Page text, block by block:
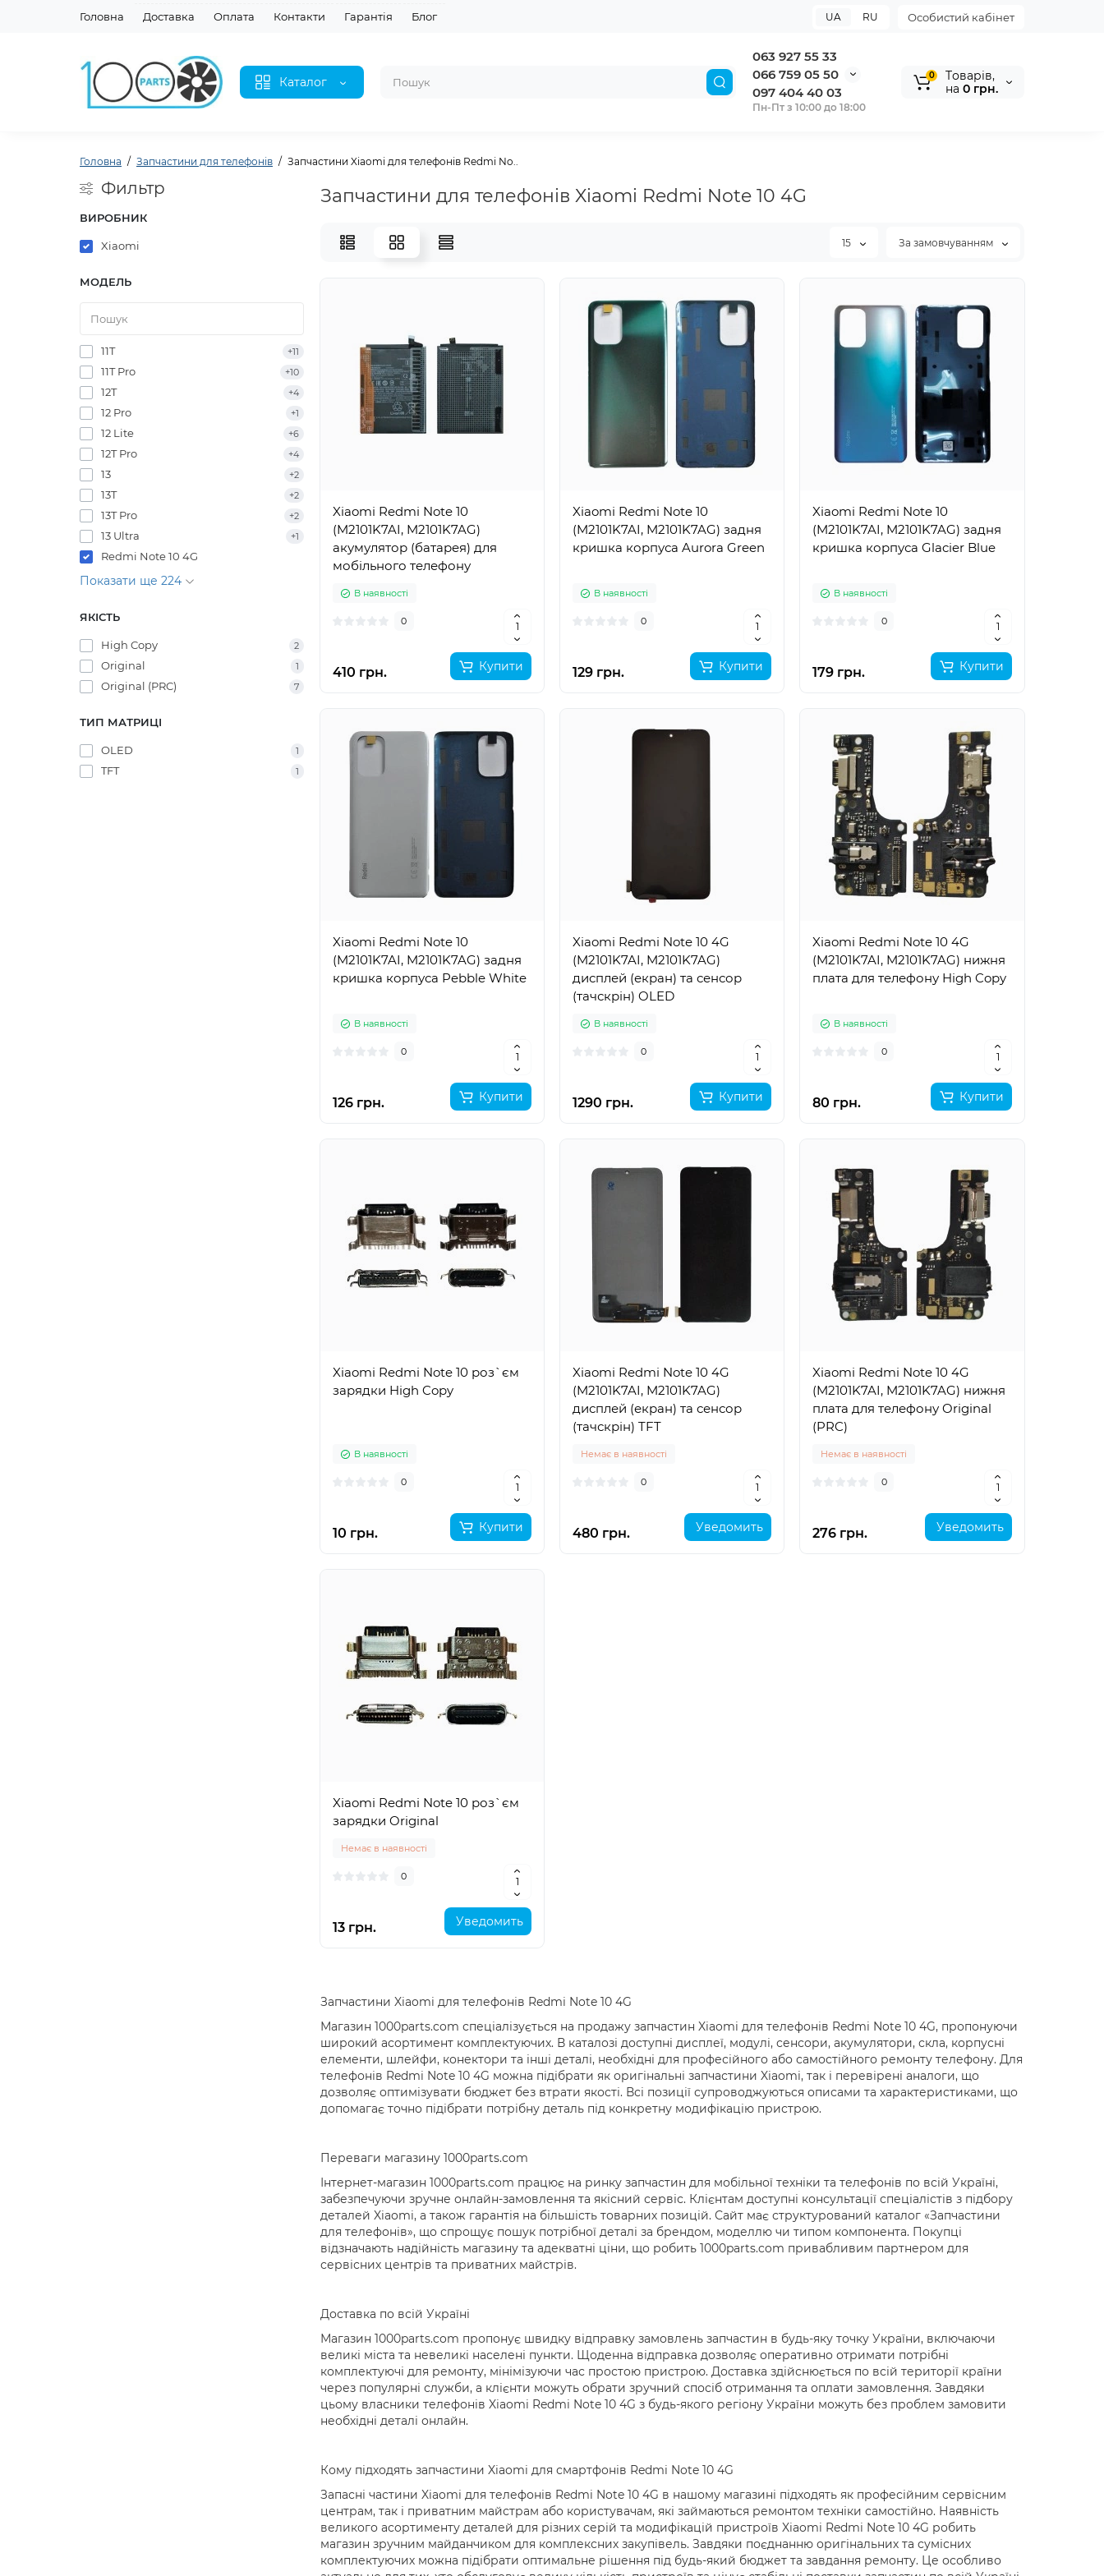
Головна Доставка Оплата Контакти Гарантія Блог Особистий кабінет
UA RU
Каталог
063 927 55 33
066 759 05 50
097 404 40 03
Пн-Пт з 10:00 до 18:00
0
Tоварів,
на 0 грн.
Головна Запчастини для телефонів Запчастини Xiaomi для телефонів Redmi No..
Фильтр
ВИРОБНИК
Xiaomi
МОДЕЛЬ
11T +11
11T Pro +10
12T +4
12 Pro +1
12 Lite +6
12T Pro +4
13 +2
13T +2
13T Pro +2
13 Ultra +1
Redmi Note 10 4G
Показати ще 224
ЯКІСТЬ
High Copy 2
Original 1
Original (PRC) 7
ТИП МАТРИЦІ
OLED 1
TFT 1
Запчастини для телефонів Xiaomi Redmi Note 10 4G
15 За замовчуванням
Xiaomi Redmi Note 10
(M2101K7AI, M2101K7AG)
акумулятор (батарея) для
мобільного телефону
В наявності
0
410 грн. Купити
Xiaomi Redmi Note 10
(M2101K7AI, M2101K7AG) задня
кришка корпуса Aurora Green
В наявності
0
129 грн. Купити
Xiaomi Redmi Note 10
(M2101K7AI, M2101K7AG) задня
кришка корпуса Glacier Blue
В наявності
0
179 грн. Купити
Xiaomi Redmi Note 10
(M2101K7AI, M2101K7AG) задня
кришка корпуса Pebble White
В наявності
0
126 грн. Купити
Xiaomi Redmi Note 10 4G
(M2101K7AI, M2101K7AG)
дисплей (екран) та сенсор
(тачскрін) OLED
В наявності
0
1290 грн. Купити
Xiaomi Redmi Note 10 4G
(M2101K7AI, M2101K7AG) нижня
плата для телефону High Copy
В наявності
0
80 грн. Купити
Xiaomi Redmi Note 10 роз`єм
зарядки High Copy
В наявності
0
10 грн. Купити
Xiaomi Redmi Note 10 4G
(M2101K7AI, M2101K7AG)
дисплей (екран) та сенсор
(тачскрін) TFT
Немає в наявності
0
480 грн. Уведомить
Xiaomi Redmi Note 10 4G
(M2101K7AI, M2101K7AG) нижня
плата для телефону Original
(PRC)
Немає в наявності
0
276 грн. Уведомить
Xiaomi Redmi Note 10 роз`єм
зарядки Original
Немає в наявності
0
13 грн. Уведомить
Запчастини Xiaomi для телефонів Redmi Note 10 4G
Магазин 1000parts.com спеціалізується на продажу запчастин Xiaomi для телефонів Redmi Note 10 4G, пропонуючи
широкий асортимент комплектуючих. В каталозі доступні дисплеї, модулі, сенсори, акумулятори, скла, корпусні
елементи, шлейфи, конектори та інші деталі, необхідні для професійного або самостійного ремонту телефону. Для
телефонів Redmi Note 10 4G можна підібрати як оригінальні запчастини Xiaomi, так і перевірені аналоги, що
дозволяє оптимізувати бюджет без втрати якості. Всі позиції супроводжуються описами та характеристиками, що
допомагає точно підібрати потрібну деталь під конкретну модифікацію пристрою.
Переваги магазину 1000parts.com
Інтернет-магазин 1000parts.com працює на ринку запчастин для мобільної техніки та телефонів по всій Україні,
забезпечуючи зручне онлайн-замовлення та якісний сервіс. Клієнтам доступні консультації спеціалістів з підбору
деталей Xiaomi, а також гарантія на більшість товарних позицій. Сайт має структурований каталог «Запчастини
для телефонів», що спрощує пошук потрібної деталі за брендом, моделлю чи типом компонента. Покупці
відзначають надійність магазину та адекватні ціни, що робить 1000parts.com привабливим партнером для
сервісних центрів та приватних майстрів.
Доставка по всій Україні
Магазин 1000parts.com пропонує швидку відправку замовлень запчастин в будь-яку точку України, включаючи
великі міста та невеликі населені пункти. Щоденна відправка дозволяє оперативно отримати потрібні
комплектуючі для ремонту, мінімізуючи час простою пристрою. Доставка здійснюється по всій території країни
через популярні служби, а клієнти можуть обрати зручний спосіб отримання та оплати замовлення. Завдяки
цьому власники телефонів Xiaomi Redmi Note 10 4G з будь-якого регіону України можуть без проблем замовити
необхідні деталі онлайн.
Кому підходять запчастини Xiaomi для смартфонів Redmi Note 10 4G
Запасні частини Xiaomi для телефонів Redmi Note 10 4G в нашому магазині підходять як професійним сервісним
центрам, так і приватним майстрам або користувачам, які займаються ремонтом техніки самостійно. Наявність
великого асортименту деталей для різних серій та модифікацій пристроїв Xiaomi Redmi Note 10 4G робить
магазин зручним майданчиком для комплексних закупівель. Завдяки поєднанню оригінальних та сумісних
комплектуючих можна підібрати оптимальне рішення під будь-який бюджет та завдання ремонту. Це особливо